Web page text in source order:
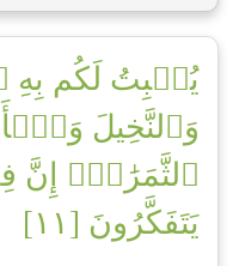
يُنۢبِتُ لَكُم بِهِ
وَٱلنَّخِيلَ
ٱلثَّمَرَٰتِۚ إِنَّ
يَتَفَكَّرُونَ [١١]